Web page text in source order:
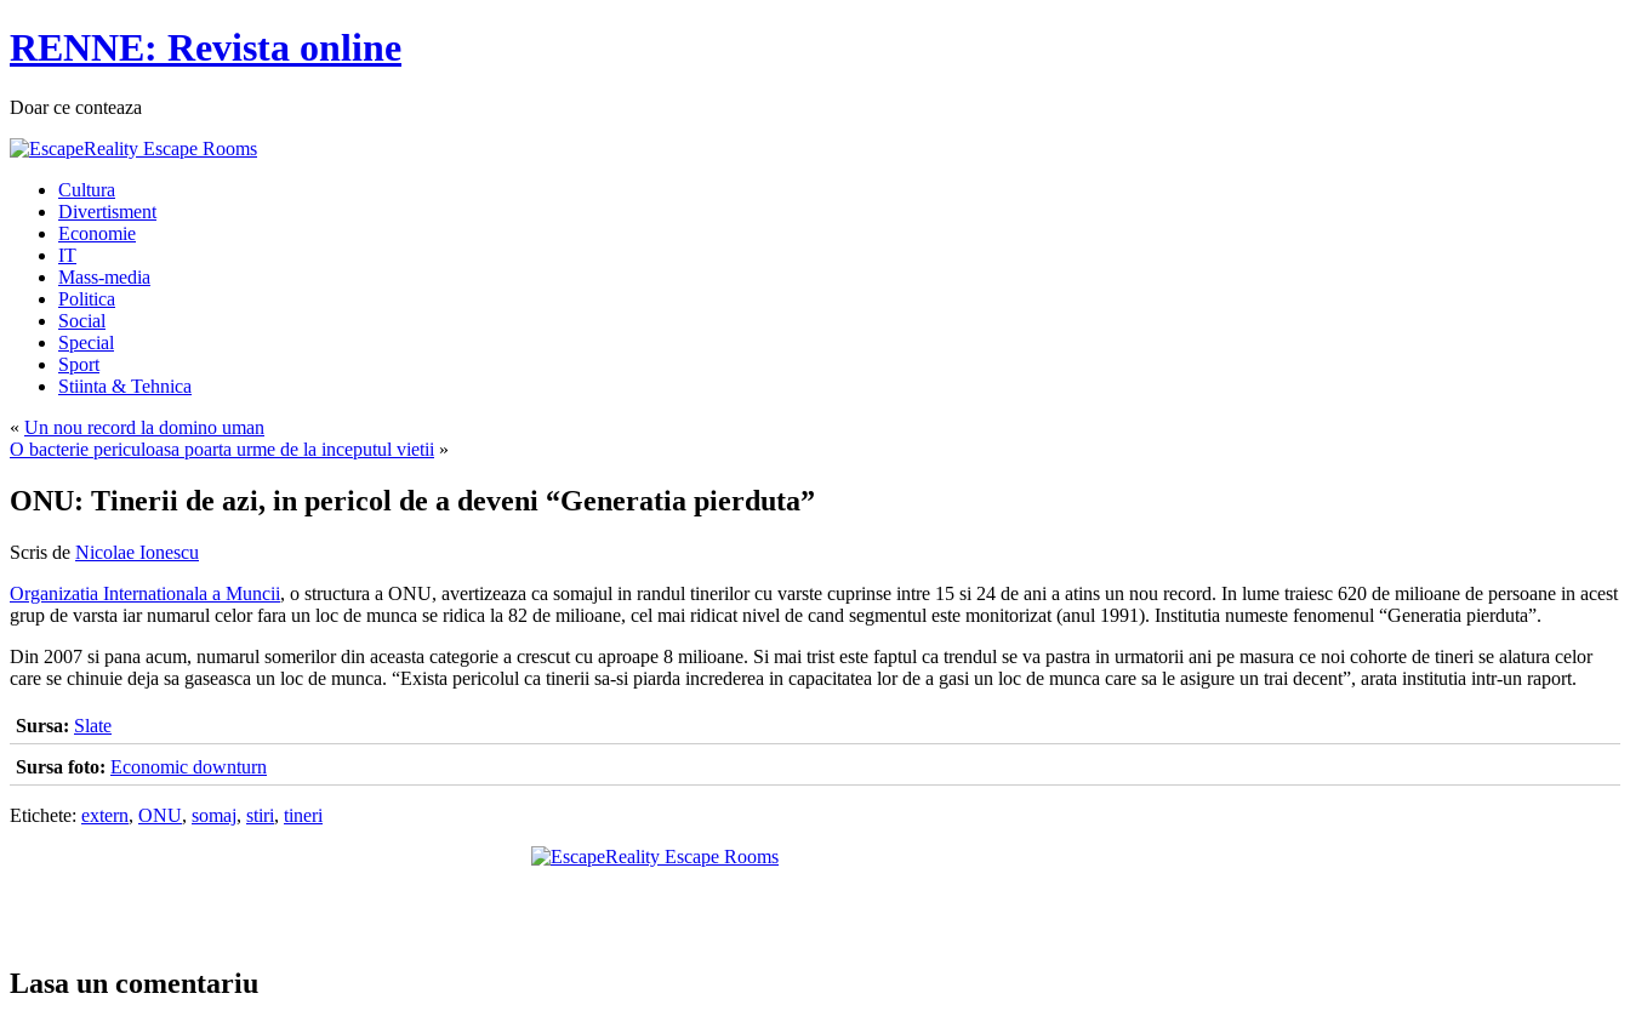
RENNE: Revista online
Doar ce conteaza
Cultura
Divertisment
Economie
IT
Mass-media
Politica
Social
Special
Sport
Stiinta & Tehnica
« Un nou record la domino uman
O bacterie periculoasa poarta urme de la inceputul vietii »
ONU: Tinerii de azi, in pericol de a deveni “Generatia pierduta”
Scris de Nicolae Ionescu
Organizatia Internationala a Muncii, o structura a ONU, avertizeaza ca somajul in randul tinerilor cu varste cuprinse intre 15 si 24 de ani a atins un nou record. In lume traiesc 620 de milioane de persoane in acest
grup de varsta iar numarul celor fara un loc de munca se ridica la 82 de milioane, cel mai ridicat nivel de cand segmentul este monitorizat (anul 1991). Institutia numeste fenomenul “Generatia pierduta”.
Din 2007 si pana acum, numarul somerilor din aceasta categorie a crescut cu aproape 8 milioane. Si mai trist este faptul ca trendul se va pastra in urmatorii ani pe masura ce noi cohorte de tineri se alatura celor
care se chinuie deja sa gaseasca un loc de munca. “Exista pericolul ca tinerii sa-si piarda increderea in capacitatea lor de a gasi un loc de munca care sa le asigure un trai decent”, arata institutia intr-un raport.
Sursa: Slate
Sursa foto: Economic downturn
Etichete: extern, ONU, somaj, stiri, tineri
Lasa un comentariu